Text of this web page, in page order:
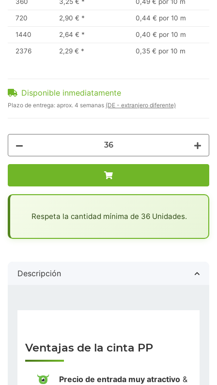
720 2,90 € * 0,44 € por 10 m
1440 2,64 € * 0,40 € por 10 m
2376 2,29 € * 0,35 € por 10 m
Disponible inmediatamente
Plazo de entrega: aprox. 4 semanas (DE - extranjero diferente)
Respeta la cantidad mínima de 36 Unidades.
Descripción
Ventajas de la cinta PP
Precio de entrada muy atractivo &